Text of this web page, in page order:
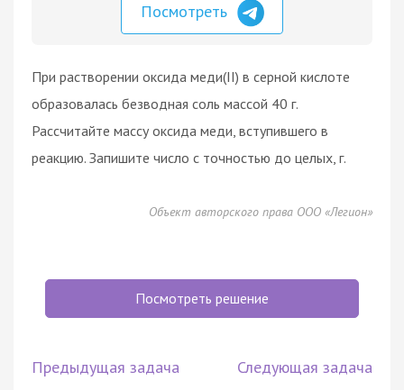
Посмотреть
При растворении оксида меди(II) в серной кислоте
образовалась безводная соль массой 40 г.
Рассчитайте массу оксида меди, вступившего в
реакцию. Запишите число с точностью до целых, г.
Объект авторского права ООО «Легион»
Посмотреть решение
Предыдущая задача Следующая задача